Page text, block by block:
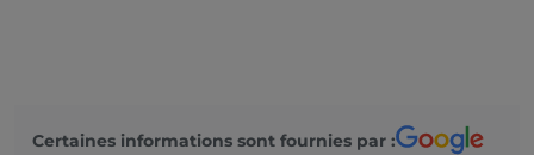
Certaines informations sont fournies par :